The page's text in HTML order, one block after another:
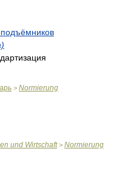
> Normierung
und Wirtschaft> Normierung